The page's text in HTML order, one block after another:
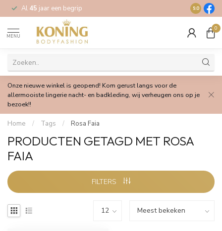
Al 45 jaar een begrip Gratis
9.0
MENU
0
Onze nieuwe winkel is geopend! Kom gerust langs voor de
allermooiste lingerie nacht- en badkleding, wij verheugen ons op je
bezoek!!
Home / Tags / Rosa Faia
PRODUCTEN GETAGD MET ROSA
FAIA
FILTERS